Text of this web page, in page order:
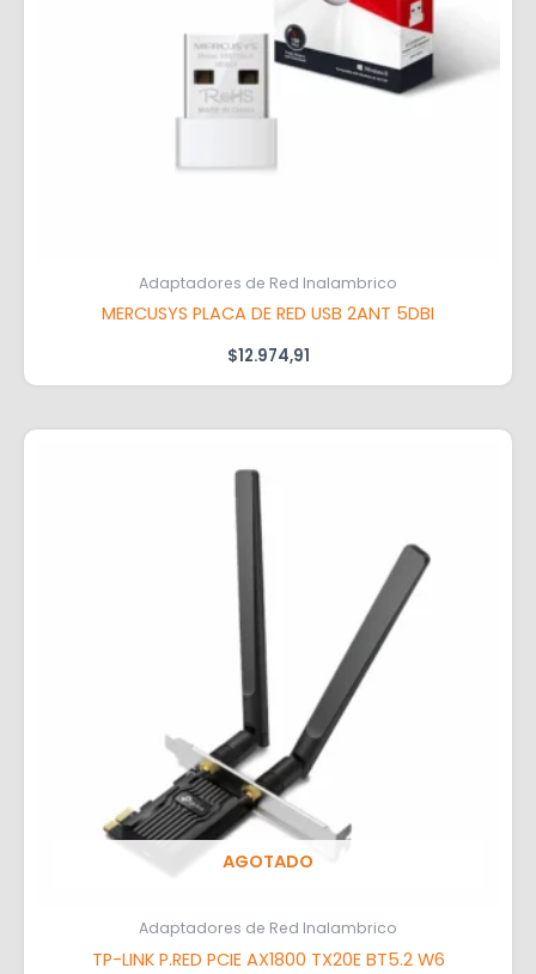
Adaptadores de Red Inalambrico
MERCUSYS PLACA DE RED USB 2ANT 5DBI
$12.974,91
AGOTADO
Adaptadores de Red Inalambrico
TP-LINK P.RED PCIE AX1800 TX20E BT5.2 W6